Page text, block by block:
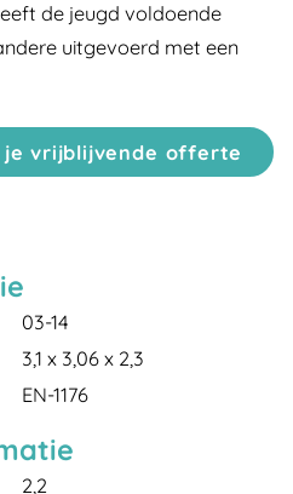
de jeugd voldoende
uitgevoerd met een
je vrijblijvende offerte
03-14
3,1 x 3,06 x 2,3
EN-1176
2,2